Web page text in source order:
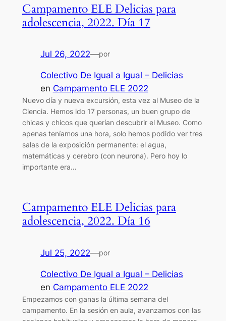
Campamento ELE Delicias para
adolescencia, 2022. Día 17
Jul 26, 2022—por
Colectivo De Igual a Igual – Delicias
en Campamento ELE 2022
Nuevo día y nueva excursión, esta vez al Museo de la
Ciencia. Hemos ido 17 personas, un buen grupo de
chicas y chicos que querían descubrir el Museo. Como
apenas teníamos una hora, solo hemos podido ver tres
salas de la exposición permanente: el agua,
matemáticas y cerebro (con neurona). Pero hoy lo
importante era…
Campamento ELE Delicias para
adolescencia, 2022. Día 16
Jul 25, 2022—por
Colectivo De Igual a Igual – Delicias
en Campamento ELE 2022
Empezamos con ganas la última semana del
campamento. En la sesión en aula, avanzamos con las